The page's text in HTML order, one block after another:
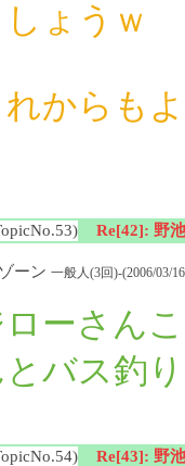
しょうｗ
れからも
Re[42]: 野池
ーン 一般人(3回)-(2006/03/
ローさん
とバス釣
Re[43]: 野池